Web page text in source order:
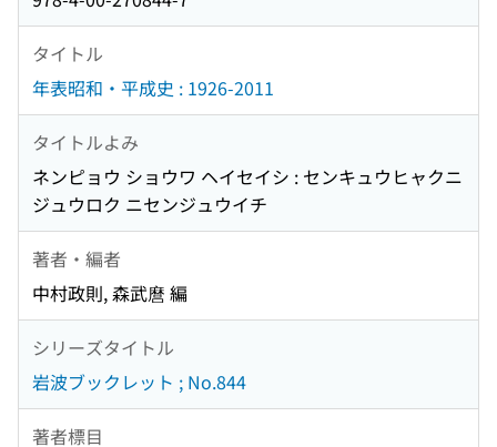
タイトル
年表昭和・平成史 : 1926-2011
タイトルよみ
ネンピョウ ショウワ ヘイセイシ : センキュウヒャクニ
ジュウロク ニセンジュウイチ
著者・編者
中村政則, 森武麿 編
シリーズタイトル
岩波ブックレット ; No.844
著者標目